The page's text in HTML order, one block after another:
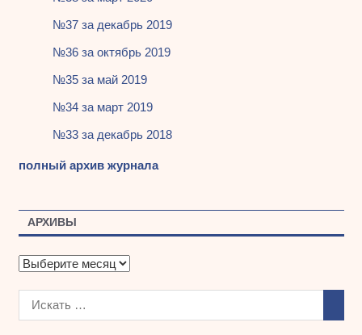
№37 за декабрь 2019
№36 за октябрь 2019
№35 за май 2019
№34 за март 2019
№33 за декабрь 2018
полный архив журнала
АРХИВЫ
А
х